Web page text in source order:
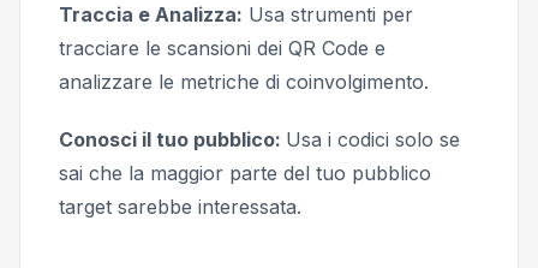
Traccia e Analizza: Usa strumenti per
tracciare le scansioni dei QR Code e
analizzare le metriche di coinvolgimento.
Conosci il tuo pubblico: Usa i codici solo se
sai che la maggior parte del tuo pubblico
target sarebbe interessata.